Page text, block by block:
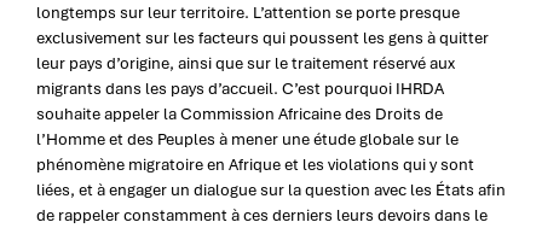
longtemps sur leur territoire. L’attention se porte presque
exclusivement sur les facteurs qui poussent les gens à quitter
leur pays d’origine, ainsi que sur le traitement réservé aux
migrants dans les pays d’accueil. C’est pourquoi IHRDA
souhaite appeler la Commission Africaine des Droits de
l’Homme et des Peuples à mener une étude globale sur le
phénomène migratoire en Afrique et les violations qui y sont
liées, et à engager un dialogue sur la question avec les États afin
de rappeler constamment à ces derniers leurs devoirs dans le